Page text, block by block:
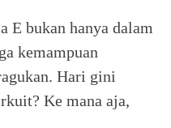
E bukan hanya dalam
kemampuan
Hari gini
Ke mana aja,